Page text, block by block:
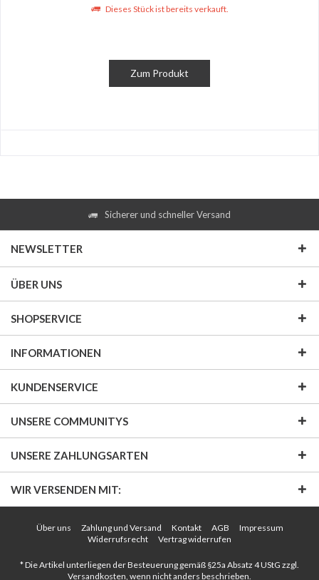
Dieses Stück ist bereits verkauft.
Zum Produkt
Sicherer und schneller Versand
NEWSLETTER
ÜBER UNS
SHOPSERVICE
INFORMATIONEN
KUNDENSERVICE
UNSERE COMMUNITYS
UNSERE ZAHLUNGSARTEN
WIR VERSENDEN MIT:
Über uns Zahlung und Versand Kontakt AGB
Impressum
Widerrufsrecht
Vertrag widerrufen
* Die Artikel unterliegen der Besteuerung gemäß §25a Absatz 4 UStG zzgl.
Versandkosten , wenn nicht anders beschrieben.